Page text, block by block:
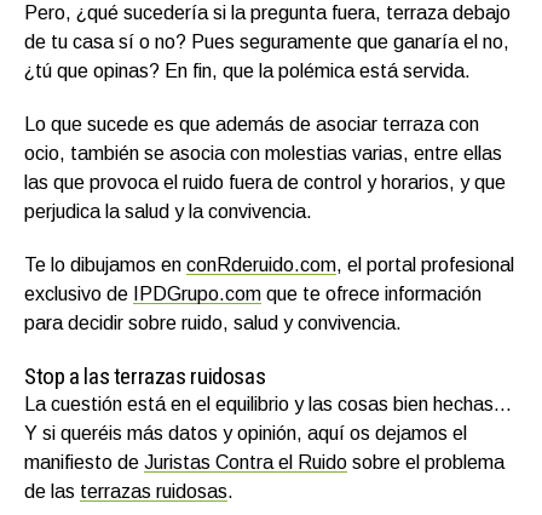
Pero, ¿qué sucedería si la pregunta fuera, terraza debajo
de tu casa sí o no? Pues seguramente que ganaría el no,
¿tú que opinas? En fin, que la polémica está servida.
Lo que sucede es que además de asociar terraza con
ocio, también se asocia con molestias varias, entre ellas
las que provoca el ruido fuera de control y horarios, y que
perjudica la salud y la convivencia.
Te lo dibujamos en conRderuido.com, el portal profesional
exclusivo de
IPDGrupo.com que te ofrece información
para decidir sobre ruido, salud y convivencia.
Stop a las terrazas ruidosas
La cuestión está en el equilibrio y las cosas bien hechas…
Y si queréis más datos y opinión, aquí os dejamos el
manifiesto de Juristas Contra el Ruido sobre el problema
de las terrazas ruidosas.